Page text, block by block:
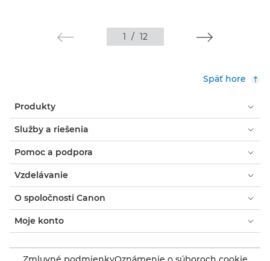
1 / 12
Späť hore
Produkty
Služby a riešenia
Pomoc a podpora
Vzdelávanie
O spoločnosti Canon
Moje konto